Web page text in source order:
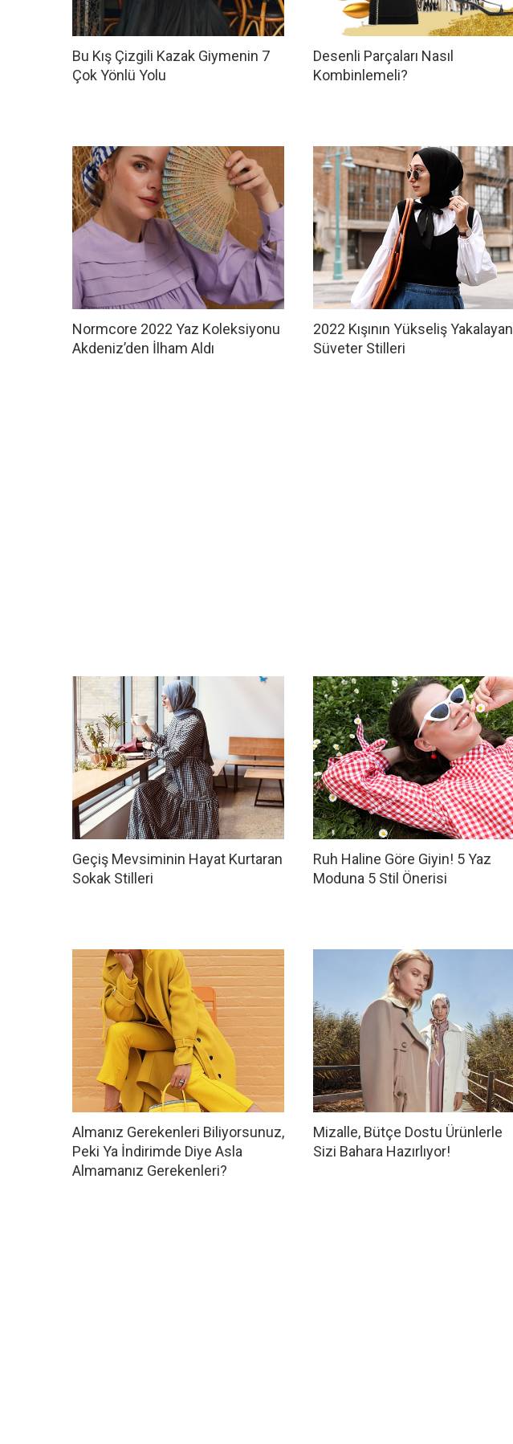
Bu Kış Çizgili Kazak Giymenin 7
Çok Yönlü Yolu
Desenli Parçaları Nasıl
Kombinlemeli?
Normcore 2022 Yaz Koleksiyonu
Akdeniz’den İlham Aldı
2022 Kışının Yükseliş Yakalayan
Süveter Stilleri
Geçiş Mevsiminin Hayat Kurtaran
Sokak Stilleri
Ruh Haline Göre Giyin! 5 Yaz
Moduna 5 Stil Önerisi
Almanız Gerekenleri Biliyorsunuz,
Peki Ya İndirimde Diye Asla
Almamanız Gerekenleri?
Mizalle, Bütçe Dostu Ürünlerle
Sizi Bahara Hazırlıyor!